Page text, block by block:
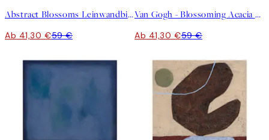
Abstract Blossoms Leinwandbild
Ab 41,30 €59 €
Van Gogh - Blossoming Acacia Branches Leinwandbild
Ab 41,30 €59 €